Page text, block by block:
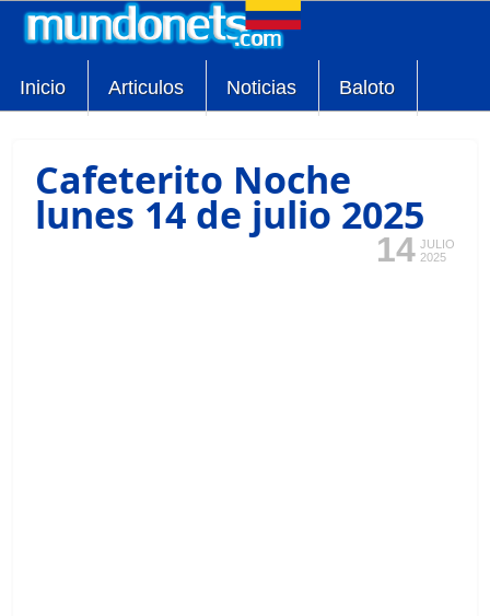
Inicio Articulos Noticias Baloto
Cafeterito Noche
lunes 14 de julio 2025
14 JULIO
2025